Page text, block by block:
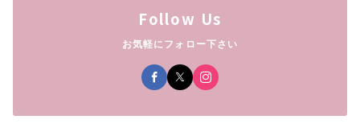
Follow Us
お気軽にフォロー下さい